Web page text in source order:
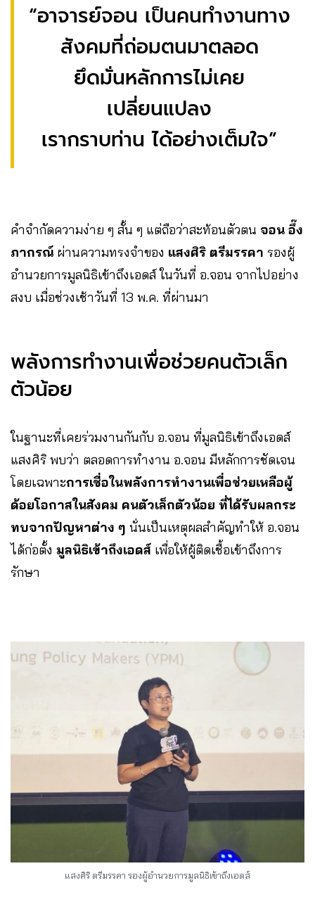
“อาจารย์จอน เป็นคนทำงานทาง
สังคมที่ถ่อมตนมาตลอด
ยึดมั่นหลักการไม่เคย
เปลี่ยนแปลง
เรากราบท่าน ได้อย่างเต็มใจ”
คำจำกัดความง่าย ๆ สั้น ๆ แต่ถือว่าสะท้อนตัวตน จอน อึ๊ง
ภากรณ์ ผ่านความทรงจำของ แสงศิริ ตรีมรรคา รองผู้
อำนวยการมูลนิธิเข้าถึงเอดส์ ในวันที่ อ.จอน จากไปอย่าง
สงบ เมื่อช่วงเช้าวันที่ 13 พ.ค. ที่ผ่านมา
พลังการทำงานเพื่อช่วยคนตัวเล็ก
ตัวน้อย
ในฐานะที่เคยร่วมงานกันกับ อ.จอน ที่มูลนิธิเข้าถึงเอดส์
แสงศิริ พบว่า ตลอดการทำงาน อ.จอน มีหลักการชัดเจน
โดยเฉพาะการเชื่อในพลังการทำงานเพื่อช่วยเหลือผู้
ด้อยโอกาสในสังคม คนตัวเล็กตัวน้อย ที่ได้รับผลกระ
ทบจากปัญหาต่าง ๆ นั่นเป็นเหตุผลสำคัญทำให้ อ.จอน
ได้ก่อตั้ง มูลนิธิเข้าถึงเอดส์ เพื่อให้ผู้ติดเชื้อเข้าถึงการ
รักษา
แสงศิริ ตรีมรรคา รองผู้อำนวยการมูลนิธิเข้าถึงเอดส์